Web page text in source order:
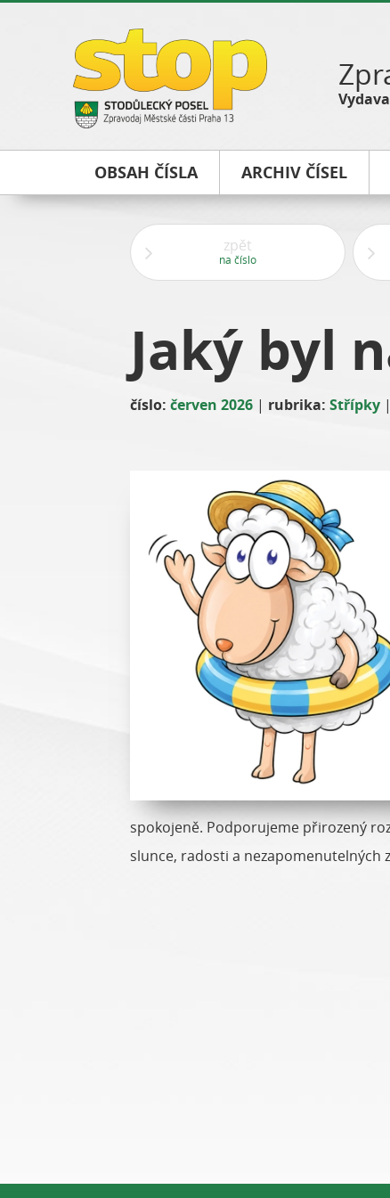
OBSAH ČÍSLA ARCHIV ČÍSEL
zpět
na číslo
Jaký byl
číslo: červen 2026 | rubrika: Střípky |
spokojeně. Podporujeme přirozený
slunce, radosti a nezapomenutelných